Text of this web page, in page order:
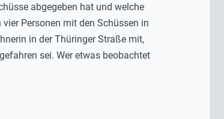
abgegeben hat und welche
Personen mit den Schüssen in
in der Thüringer Straße mit,
sei. Wer etwas beobachtet